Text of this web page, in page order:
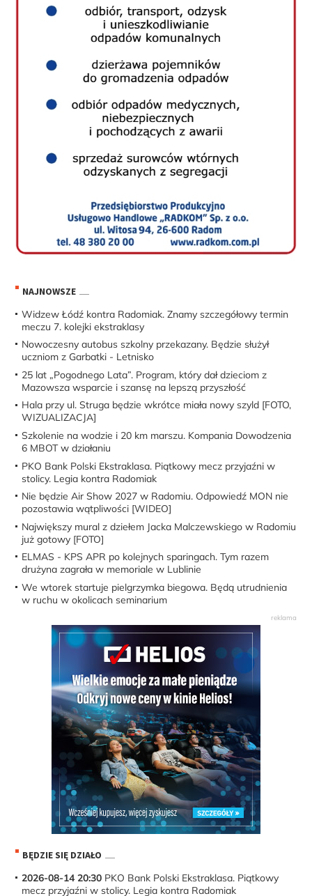
NAJNOWSZE
Widzew Łódź kontra Radomiak. Znamy szczegółowy termin
meczu 7. kolejki ekstraklasy
Nowoczesny autobus szkolny przekazany. Będzie służył
uczniom z Garbatki - Letnisko
25 lat „Pogodnego Lata”. Program, który dał dzieciom z
Mazowsza wsparcie i szansę na lepszą przyszłość
Hala przy ul. Struga będzie wkrótce miała nowy szyld [FOTO,
WIZUALIZACJA]
Szkolenie na wodzie i 20 km marszu. Kompania Dowodzenia
6 MBOT w działaniu
PKO Bank Polski Ekstraklasa. Piątkowy mecz przyjaźni w
stolicy. Legia kontra Radomiak
Nie będzie Air Show 2027 w Radomiu. Odpowiedź MON nie
pozostawia wątpliwości [WIDEO]
Największy mural z dziełem Jacka Malczewskiego w Radomiu
już gotowy [FOTO]
ELMAS - KPS APR po kolejnych sparingach. Tym razem
drużyna zagrała w memoriale w Lublinie
We wtorek startuje pielgrzymka biegowa. Będą utrudnienia
w ruchu w okolicach seminarium
BĘDZIE SIĘ DZIAŁO
2026-08-14 20:30 PKO Bank Polski Ekstraklasa. Piątkowy
mecz przyjaźni w stolicy. Legia kontra Radomiak